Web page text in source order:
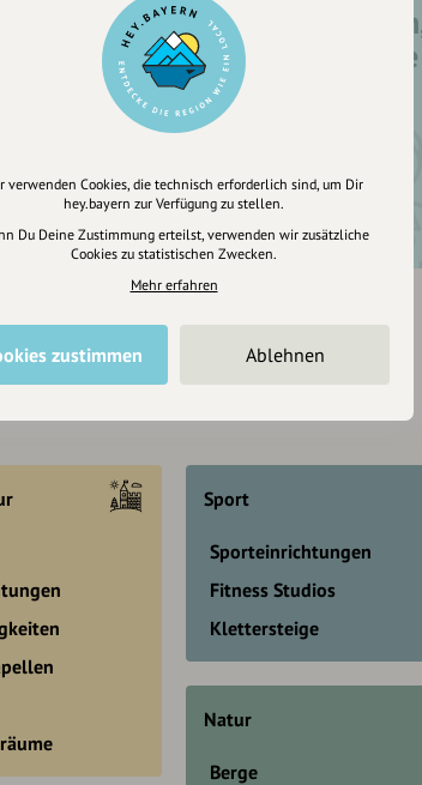
Registriere
um dir Einträge
zu merken
Sport
Sporteinrichtungen
Fitness Studios
Klettersteige
Natur
Berge
verwenden Cookies, die technisch erforderlich sind, um Dir
hey.bayern zur Verfügung zu stellen.
Du Deine Zustimmung erteilst, verwenden wir zusätzliche
Cookies zu statistischen Zwecken.
Mehr erfahren
zustimmen Ablehnen